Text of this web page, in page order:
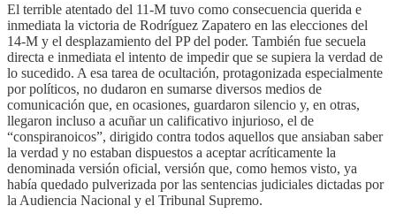
El terrible atentado del 11-M tuvo como consecuencia querida e
inmediata la victoria de Rodríguez Zapatero en las elecciones del
14-M y el desplazamiento del PP del poder. También fue secuela
directa e inmediata el intento de impedir que se supiera la verdad de
lo sucedido. A esa tarea de ocultación, protagonizada especialmente
por políticos, no dudaron en sumarse diversos medios de
comunicación que, en ocasiones, guardaron silencio y, en otras,
llegaron incluso a acuñar un calificativo injurioso, el de
“conspiranoicos”, dirigido contra todos aquellos que ansiaban saber
la verdad y no estaban dispuestos a aceptar acríticamente la
denominada versión oficial, versión que, como hemos visto, ya
había quedado pulverizada por las sentencias judiciales dictadas por
la Audiencia Nacional y el Tribunal Supremo.